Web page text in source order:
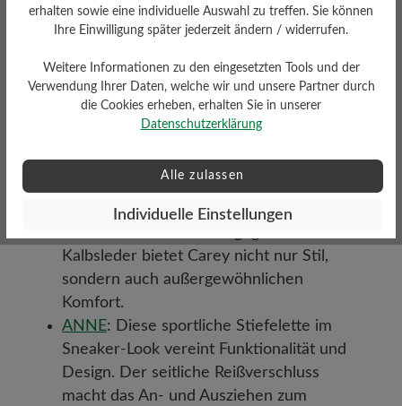
kombinieren möchten, sind Business Sneaker
Damen die perfekte Wahl. Wie vielseitig und
zeigen einige unserer Modelle:
: Mit seinem minimalistischen
verhindert der Schuh Druckstellen. Die
Laufgefühl, das den ganzen Tag anhält.
Kalbsleder bietet Carey nicht nur Stil,
sondern auch außergewöhnlichen
Komfort.
ANNE: Diese sportliche Stiefelette im
Sneaker-Look vereint Funktionalität und
Design. Der seitliche Reißverschluss
macht das An- und Ausziehen zum
erhalten sowie eine individuelle Auswahl zu treffen. Sie können
Ihre Einwilligung später jederzeit ändern / widerrufen.
Weitere Informationen zu den eingesetzten Tools und der
Verwendung Ihrer Daten, welche wir und unsere Partner durch
die Cookies erheben, erhalten Sie in unserer
Datenschutzerklärung
Alle zulassen
Individuelle Einstellungen